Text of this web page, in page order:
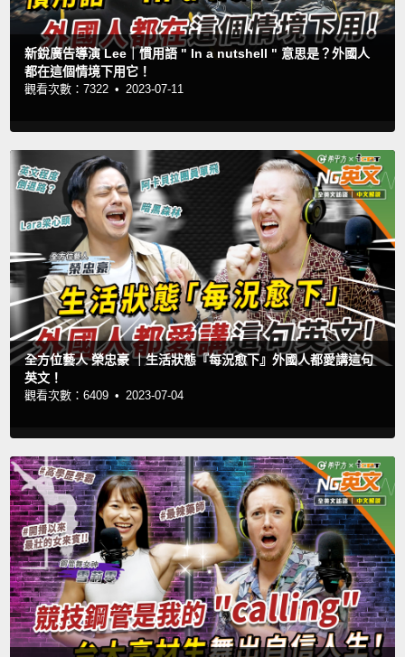
新銳廣告導演 Lee｜慣用語 " In a nutshell " 意思是？外國人
都在這個情境下用它！
觀看次數：7322 • 2023-07-11
全方位藝人 榮忠豪 ｜生活狀態『每況愈下』外國人都愛講這句
英文！
觀看次數：6409 • 2023-07-04